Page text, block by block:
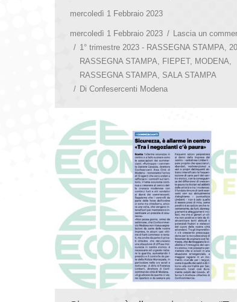
mercoledì 1 Febbraio 2023
mercoledì 1 Febbraio 2023
Lascia un
1° trimestre 2023 - RASSEGNA STAMPA
RASSEGNA STAMPA
FIEPET, MODENA
RASSEGNA STAMPA
SALA STAMPA
Di Confesercenti Modena